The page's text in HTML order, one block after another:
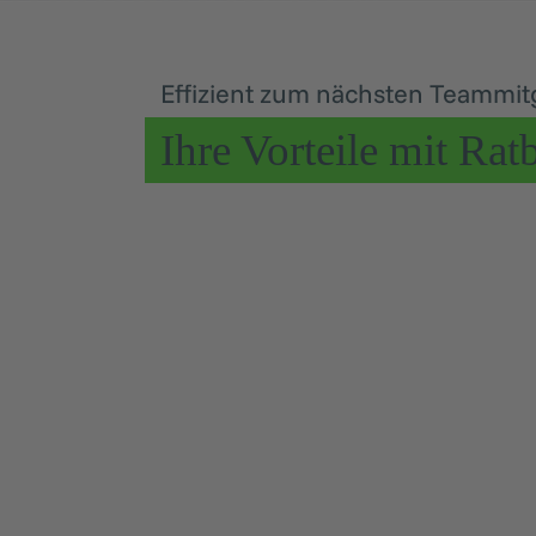
Effizient zum nächsten
Ihre Vorteile mit